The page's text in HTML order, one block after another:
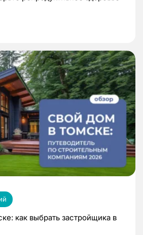
как выбрать застройщика в